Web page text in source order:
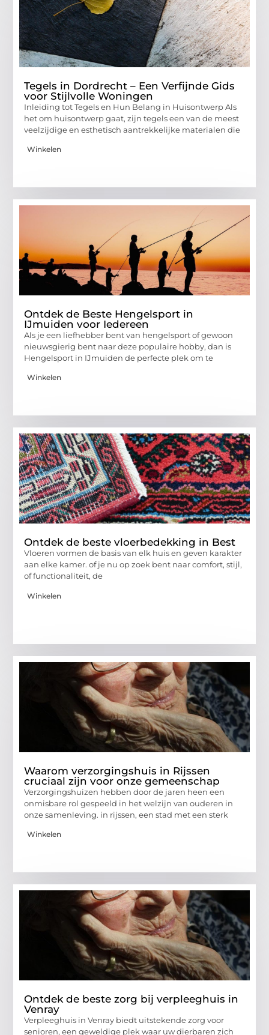
Tegels in Dordrecht – Een Verfijnde Gids
voor Stijlvolle Woningen
Inleiding tot Tegels en Hun Belang in Huisontwerp Als
het om huisontwerp gaat, zijn tegels een van de meest
veelzijdige en esthetisch aantrekkelijke materialen die
Winkelen
Ontdek de Beste Hengelsport in
IJmuiden voor Iedereen
Als je een liefhebber bent van hengelsport of gewoon
nieuwsgierig bent naar deze populaire hobby, dan is
Hengelsport in IJmuiden de perfecte plek om te
Winkelen
Ontdek de beste vloerbedekking in Best
Vloeren vormen de basis van elk huis en geven karakter
aan elke kamer. of je nu op zoek bent naar comfort, stijl,
of functionaliteit, de
Winkelen
Waarom verzorgingshuis in Rijssen
cruciaal zijn voor onze gemeenschap
Verzorgingshuizen hebben door de jaren heen een
onmisbare rol gespeeld in het welzijn van ouderen in
onze samenleving. in rijssen, een stad met een sterk
Winkelen
Ontdek de beste zorg bij verpleeghuis in
Venray
Verpleeghuis in Venray biedt uitstekende zorg voor
senioren, een geweldige plek waar uw dierbaren zich